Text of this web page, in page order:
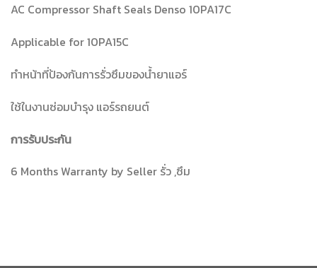
AC Compressor Shaft Seals Denso 10PA17C
Applicable for 10PA15C
ทำหน้าที่ป้องกันการรั่วซึมของน้ำยาแอร์
ใช้ในงานซ่อมบำรุง แอร์รถยนต์
การรับประกัน
6 Months Warranty by Seller รั่ว ,ซึม